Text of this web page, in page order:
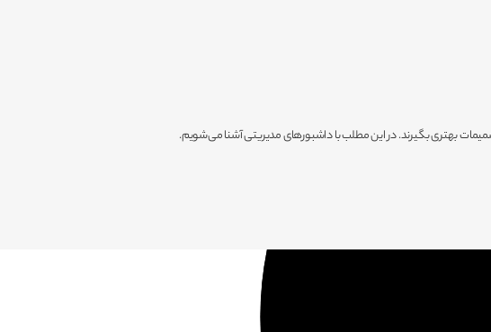
بهتری بگیرند. در این مطلب با داشبورهای مدیریتی آشنا می‌شویم.